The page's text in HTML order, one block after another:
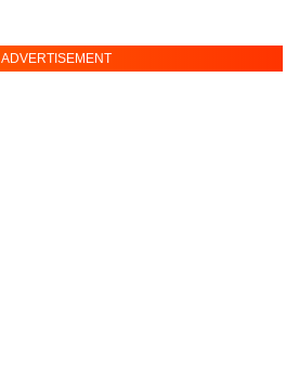
ADVERTISEMENT